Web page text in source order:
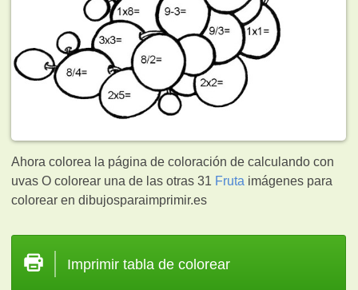
Ahora colorea la página de coloración de calculando con
uvas O colorear una de las otras 31 Fruta imágenes para
colorear en dibujosparaimprimir.es
Imprimir tabla de colorear